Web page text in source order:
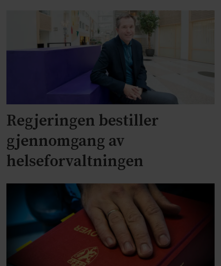
Regjeringen bestiller
gjennomgang av
helseforvaltningen